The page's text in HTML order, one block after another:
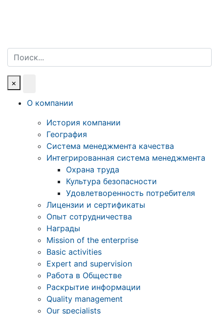
Поиск
×
О компании
История компании
География
Система менеджмента качества
Интегрированная система менеджмента
Охрана труда
Культура безопасности
Удовлетворенность потребителя
Лицензии и сертификаты
Опыт сотрудничества
Награды
Mission of the enterprise
Basic activities
Expert and supervision
Работа в Обществе
Раскрытие информации
Quality management
Our specialists